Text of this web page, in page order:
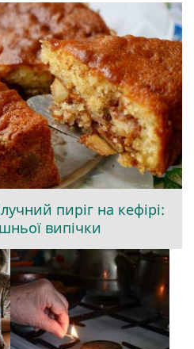
пиріг на кефірі:
випічки